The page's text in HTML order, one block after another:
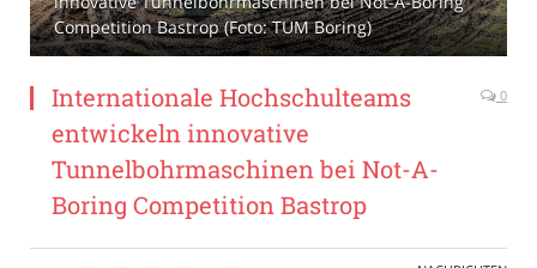
Competition Bastrop (Foto: TUM Boring)
Internationale Hochschulteams
entwickeln innovative
Tunnelbohrmaschinen bei Not-A-
Boring Competition Bastrop
0